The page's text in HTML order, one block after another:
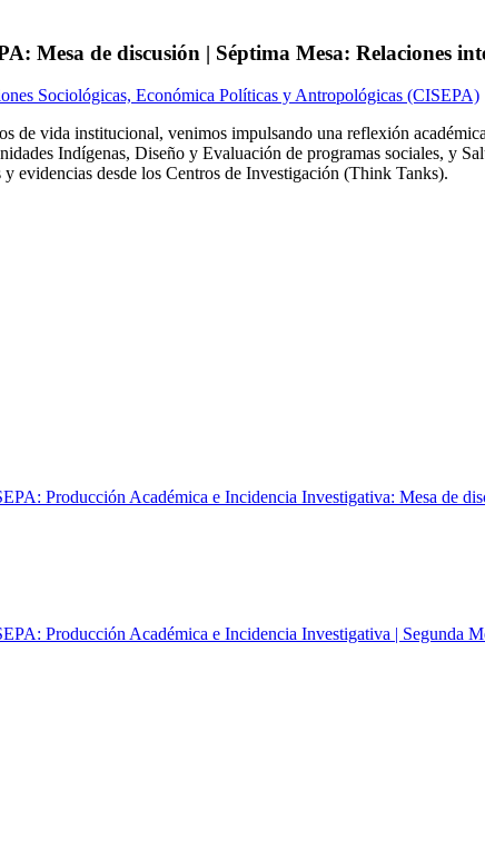
Mesa de discusión | Séptima Mesa: Relaciones
Sociológicas, Económica Políticas y Antropológicas (CISEPA)
de vida institucional, venimos impulsando una reflexión
Indígenas, Diseño y Evaluación de programas sociales, y
evidencias desde los Centros de Investigación (Think Tanks).
Producción Académica e Incidencia Investigativa: Mesa de
Producción Académica e Incidencia Investigativa | Segunda